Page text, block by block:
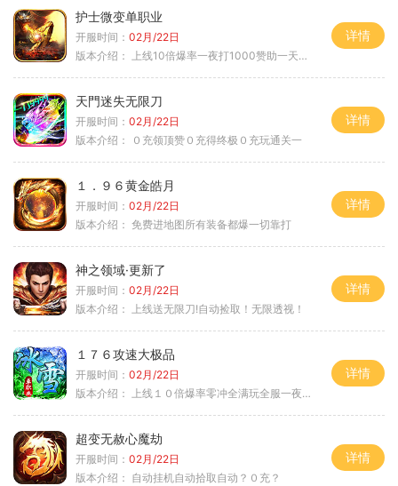
护士微变单职业
开服时间： 02月/22日
版本介绍：
上线10倍爆率一夜打1000赞助一天毕业
详情
天門迷失无限刀
开服时间： 02月/22日
版本介绍：
０充领顶赞０充得终极０充玩通关一
详情
１．９６黄金皓月
开服时间： 02月/22日
版本介绍： 免费进地图所有装备都爆一切靠打
详情
神之领域·更新了
开服时间： 02月/22日
版本介绍：
上线送无限刀!自动捡取！无限透视！
详情
１７６攻速大极品
开服时间： 02月/22日
版本介绍：
上线１０倍爆率零冲全满玩全服一夜终极
详情
超变无赦心魔劫
开服时间： 02月/22日
版本介绍： 自动挂机自动拾取自动？０充？
详情